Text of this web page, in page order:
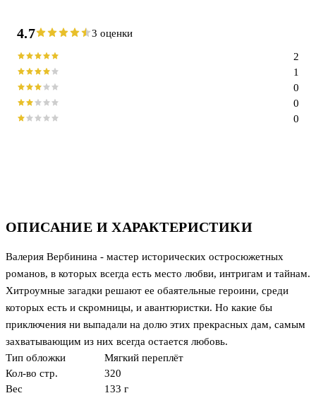
ОПИСАНИЕ И ХАРАКТЕРИСТИКИ
Валерия Вербинина - мастер исторических остросюжетных
романов, в которых всегда есть место любви, интригам и тайнам.
Хитроумные загадки решают ее обаятельные героини, среди
которых есть и скромницы, и авантюристки. Но какие бы
приключения ни выпадали на долю этих прекрасных дам, самым
захватывающим из них всегда остается любовь.
Тип обложки
Мягкий переплёт
Кол-во стр.
320
Вес
133 г
4.7 3 оценки
0
0
0
1
2